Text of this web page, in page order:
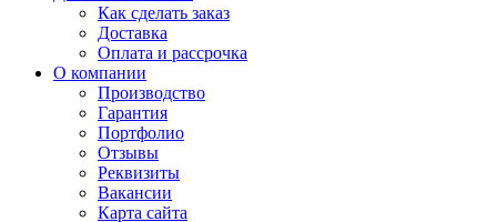
Как сделать заказ
Доставка
Оплата и рассрочка
О компании
Производство
Гарантия
Портфолио
Отзывы
Реквизиты
Вакансии
Карта сайта